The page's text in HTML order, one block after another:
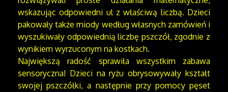
wskazując odpowiedni ul z właściwą liczbą. Dzieci
pakowały także miody według własnych zamówień i
wyszukiwały odpowiednią liczbę pszczół, zgodnie z
wynikiem wyrzuconym na kostkach.
Największą radość sprawiła wszystkim zabawa
sensoryczna! Dzieci na ryżu obrysowywały kształt
swojej pszczółki, a następnie przy pomocy pęset